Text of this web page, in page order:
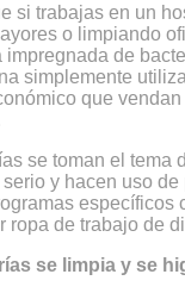
si trabajas en un
o limpiando
impregnada de
simplemente
que
se toman el tema
serio y hacen uso de
específicos
ropa de trabajo de
se limpia y se